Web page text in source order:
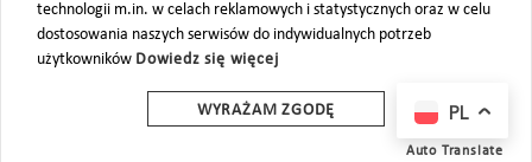
technologii m.in. w celach reklamowych i statystycznych oraz w celu
dostosowania naszych serwisów do indywidualnych potrzeb
użytkowników Dowiedz się więcej
WYRAŻAM ZGODĘ
MAPA STRONY
PL
Auto Translate